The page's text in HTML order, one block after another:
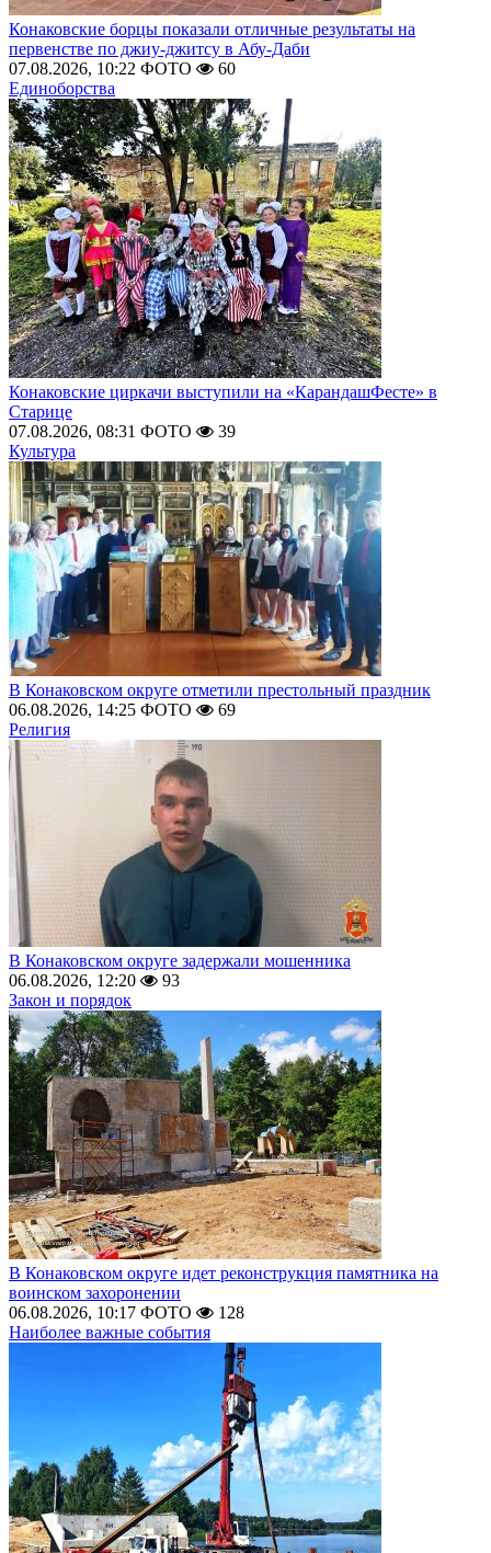
Конаковские борцы показали отличные результаты на
первенстве по джиу-джитсу в Абу-Даби
07.08.2026, 10:22 ФОТО
60
Единоборства
Конаковские циркачи выступили на «КарандашФесте» в
Старице
07.08.2026, 08:31 ФОТО
39
Культура
В Конаковском округе отметили престольный праздник
06.08.2026, 14:25 ФОТО
69
Религия
В Конаковском округе задержали мошенника
06.08.2026, 12:20
93
Закон и порядок
В Конаковском округе идет реконструкция памятника на
воинском захоронении
06.08.2026, 10:17 ФОТО
128
Наиболее важные события